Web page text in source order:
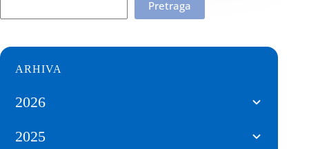
Pretraga
ARHIVA
2026
2025